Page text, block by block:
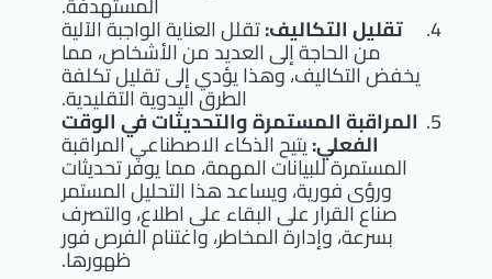
تقليل التكاليف:تقلل العناية الواجبة الآلية
من الحاجة إلى العديد من الأشخاص، مما
يخفض التكاليف، وهذا يؤدي إلى تقليل تكلفة
الطرق اليدوية التقليدية.
المراقبة المستمرة والتحديثات في الوقت
الفعلي:يتيح الذكاء الاصطناعي المراقبة
المستمرة للبيانات المهمة، مما يوفر تحديثات
ورؤى فورية، ويساعد هذا التحليل المستمر
صناع القرار على البقاء على اطلاع، والتصرف
بسرعة، وإدارة المخاطر، واغتنام الفرص فور
ظهورها.